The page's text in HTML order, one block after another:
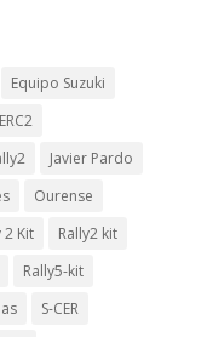
Equipo Suzuki
ERC2
Javier Pardo
Ourense
2 Kit
Rally2 kit
Rally5-kit
S-CER